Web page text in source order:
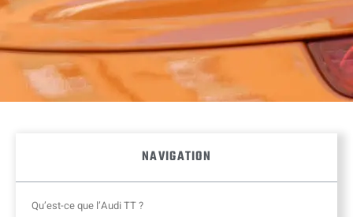
NAVIGATION
Qu’est-ce que l’Audi TT ?